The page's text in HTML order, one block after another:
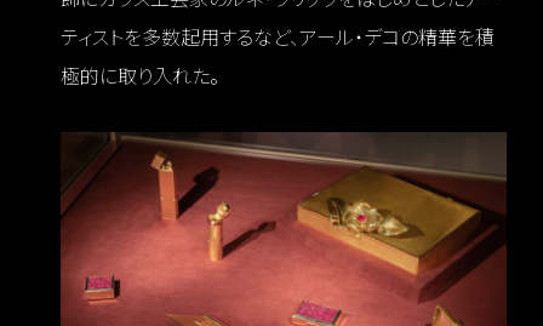
ティストを多数起用するなど、アール・デコの精華を積
極的に取り入れた。